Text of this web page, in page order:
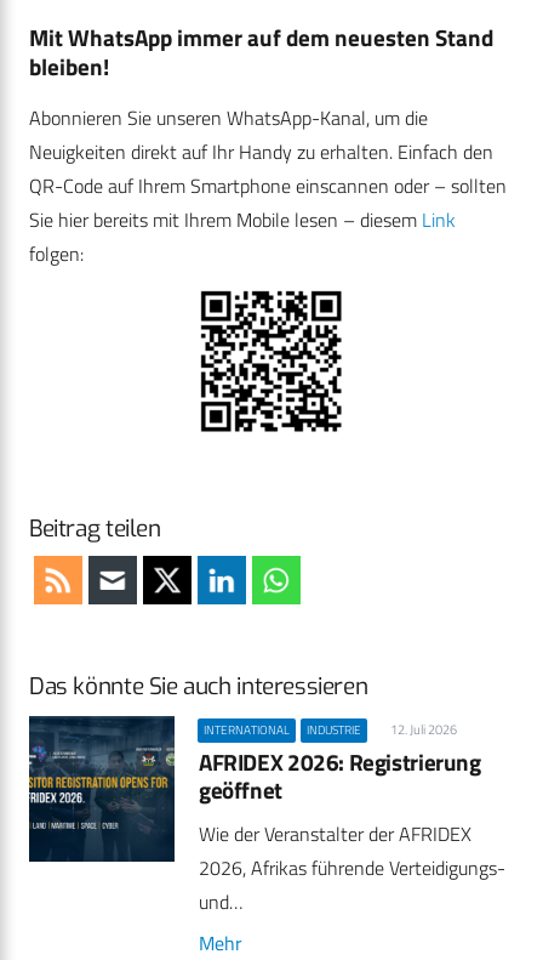
Mit WhatsApp immer auf dem neuesten Stand
bleiben!
Abonnieren Sie unseren WhatsApp-Kanal, um die
Neuigkeiten direkt auf Ihr Handy zu erhalten. Einfach den
QR-Code auf Ihrem Smartphone einscannen oder – sollten
Sie hier bereits mit Ihrem Mobile lesen – diesem Link
folgen:
Beitrag teilen
Das könnte Sie auch interessieren
INTERNATIONAL INDUSTRIE 12. Juli 2026
AFRIDEX 2026: Registrierung
geöffnet
Wie der Veranstalter der AFRIDEX
2026, Afrikas führende Verteidigungs-
und…
Mehr